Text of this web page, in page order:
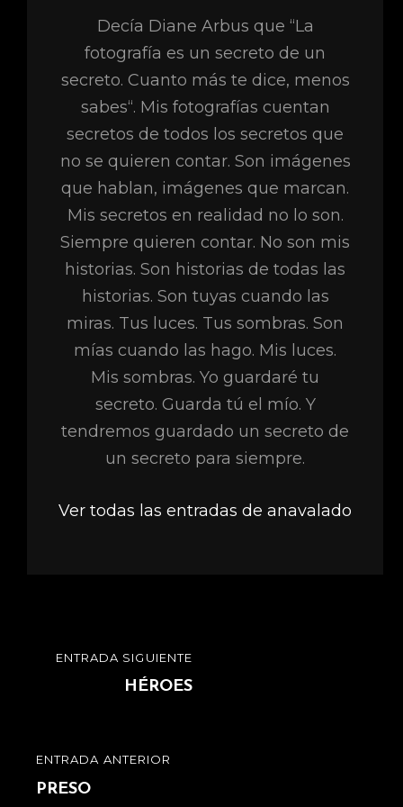
Decía Diane Arbus que “La
fotografía es un secreto de un
secreto. Cuanto más te dice, menos
sabes“. Mis fotografías cuentan
secretos de todos los secretos que
no se quieren contar. Son imágenes
que hablan, imágenes que marcan.
Mis secretos en realidad no lo son.
Siempre quieren contar. No son mis
historias. Son historias de todas las
historias. Son tuyas cuando las
miras. Tus luces. Tus sombras. Son
mías cuando las hago. Mis luces.
Mis sombras. Yo guardaré tu
secreto. Guarda tú el mío. Y
tendremos guardado un secreto de
un secreto para siempre.
Ver todas las entradas de anavalado
Navegación
ENTRADA
ANTERIOR
ENTRADA ANTERIOR
PRESO
ENTRADA
ENTRADA SIGUIENTE
HÉROES